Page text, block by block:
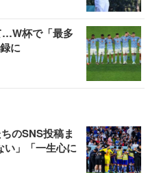
…W杯で「最多
に
のSNS投稿ま
い」「一生心に